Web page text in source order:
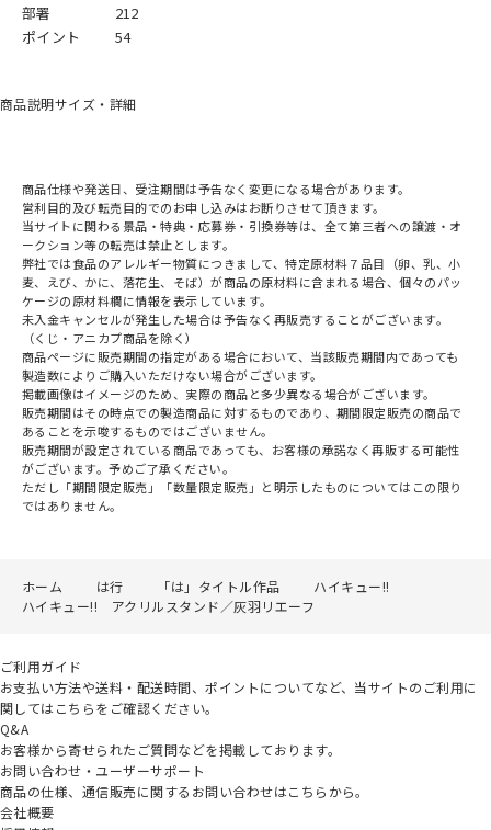
部署
212
ポイント
54
商品説明サイズ・詳細
商品仕様や発送日、受注期間は予告なく変更になる場合があります。
営利目的及び転売目的でのお申し込みはお断りさせて頂きます。
当サイトに関わる景品・特典・応募券・引換券等は、全て第三者への譲渡・オ
ークション等の転売は禁止とします。
弊社では食品のアレルギー物質につきまして、特定原材料７品目（卵、乳、小
麦、えび、かに、落花生、そば）が商品の原材料に含まれる場合、個々のパッ
ケージの原材料欄に情報を表示しています。
未入金キャンセルが発生した場合は予告なく再販売することがございます。
（くじ・アニカプ商品を除く）
商品ページに販売期間の指定がある場合において、当該販売期間内であっても
製造数によりご購入いただけない場合がございます。
掲載画像はイメージのため、実際の商品と多少異なる場合がございます。
販売期間はその時点での製造商品に対するものであり、期間限定販売の商品で
あることを示唆するものではございません。
販売期間が設定されている商品であっても、お客様の承諾なく再販する可能性
がございます。予めご了承ください。
ただし「期間限定販売」「数量限定販売」と明示したものについてはこの限り
ではありません。
ホーム は行 「は」タイトル作品
ハイキュー!!
ハイキュー!! アクリルスタンド／灰羽リエーフ
ご利用ガイド
お支払い方法や送料・配送時間、ポイントについてなど、当サイトのご利用に
関してはこちらをご確認ください。
Q&A
お客様から寄せられたご質問などを掲載しております。
お問い合わせ・ユーザーサポート
商品の仕様、通信販売に関するお問い合わせはこちらから。
会社概要